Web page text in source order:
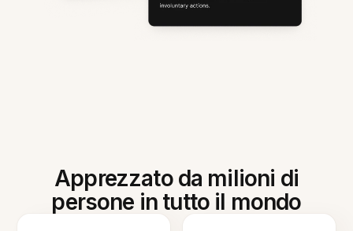
Apprezzato da milioni di
persone in tutto il mondo